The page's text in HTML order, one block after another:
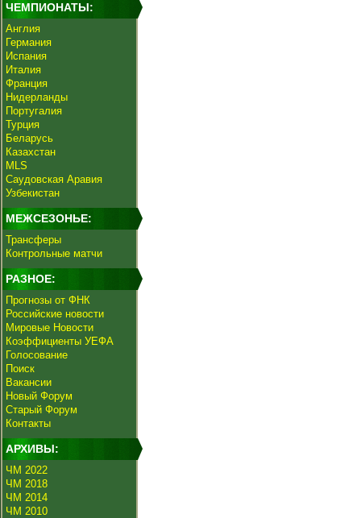
ЧЕМПИОНАТЫ:
Англия
Германия
Испания
Италия
Франция
Нидерланды
Португалия
Турция
Беларусь
Казахстан
MLS
Саудовская Аравия
Узбекистан
МЕЖСЕЗОНЬЕ:
Трансферы
Контрольные матчи
РАЗНОЕ:
Прогнозы от ФНК
Российские новости
Мировые Новости
Коэффициенты УЕФА
Голосование
Поиск
Вакансии
Новый Форум
Старый Форум
Контакты
АРХИВЫ:
ЧМ 2022
ЧМ 2018
ЧМ 2014
ЧМ 2010